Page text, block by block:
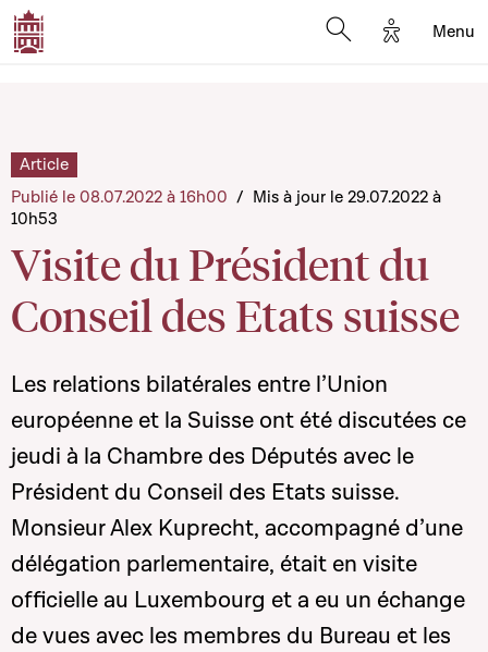
Options
Menu
Visite du Président du
Conseil des Etats suisse
Article
Publié le 08.07.2022 à 16h00 / Mis à jour le 29.07.2022 à
10h53
Les relations bilatérales entre l’Union
européenne et la Suisse ont été discutées ce
jeudi à la Chambre des Députés avec le
Président du Conseil des Etats suisse.
Monsieur Alex Kuprecht, accompagné d’une
délégation parlementaire, était en visite
officielle au Luxembourg et a eu un échange
de vues avec les membres du Bureau et les